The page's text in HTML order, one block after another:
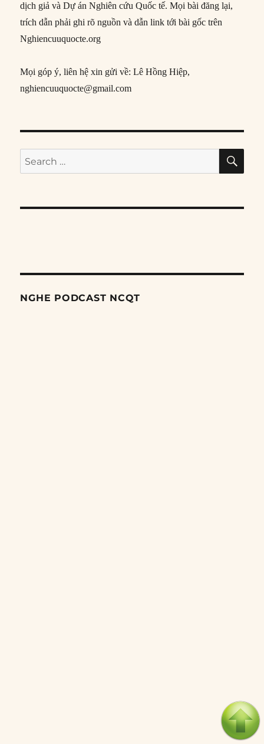
dịch giả và Dự án Nghiên cứu Quốc tế. Mọi bài đăng lại,
trích dẫn phải ghi rõ nguồn và dẫn link tới bài gốc trên
Nghiencuuquocte.org
Mọi góp ý, liên hệ xin gửi về: Lê Hồng Hiệp,
nghiencuuquocte@gmail.com
Search
for:
NGHE PODCAST NCQT